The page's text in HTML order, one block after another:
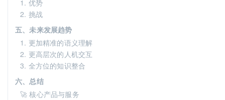
1. 优势
2. 挑战
五、未来发展趋势
1. 更加精准的语义理解
2. 更高层次的人机交互
3. 全方位的知识整合
六、总结
🚀 核心产品与服务